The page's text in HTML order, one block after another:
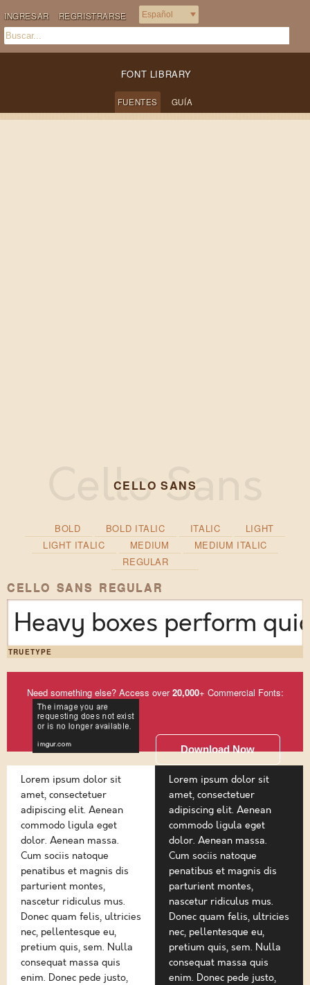
INGRESAR REGRISTRARSE
FONT LIBRARY
FUENTES GUÍA
CELLO SANS
BOLD BOLD ITALIC ITALIC
LIGHT
LIGHT ITALIC
MEDIUM
MEDIUM ITALIC
REGULAR
CELLO SANS REGULAR
Heavy boxes perform
TRUETYPE
Need something else? Access over20,000+ Commercial Fonts:
Download Now
Lorem ipsum dolor sit
amet, consectetuer
adipiscing elit. Aenean
commodo ligula eget
dolor. Aenean massa.
Cum sociis natoque
penatibus et magnis dis
parturient montes,
nascetur ridiculus mus.
Donec quam felis, ultricies
nec, pellentesque eu,
pretium quis, sem. Nulla
consequat massa quis
enim. Donec pede justo,
Lorem ipsum dolor sit
amet, consectetuer
adipiscing elit. Aenean
commodo ligula eget
dolor. Aenean massa.
Cum sociis natoque
penatibus et magnis dis
parturient montes,
nascetur ridiculus mus.
Donec quam felis, ultricies
nec, pellentesque eu,
pretium quis, sem. Nulla
consequat massa quis
enim. Donec pede justo,